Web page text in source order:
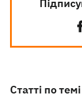
Статті по темі